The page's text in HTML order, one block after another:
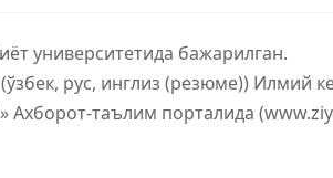
университетида бажарилган.
рус, инглиз (резюме)) Илмий
Ахборот-таълим порталида